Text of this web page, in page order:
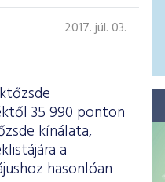
2017. júl. 03.
35 990 ponton
kínálata,
a
hasonlóan